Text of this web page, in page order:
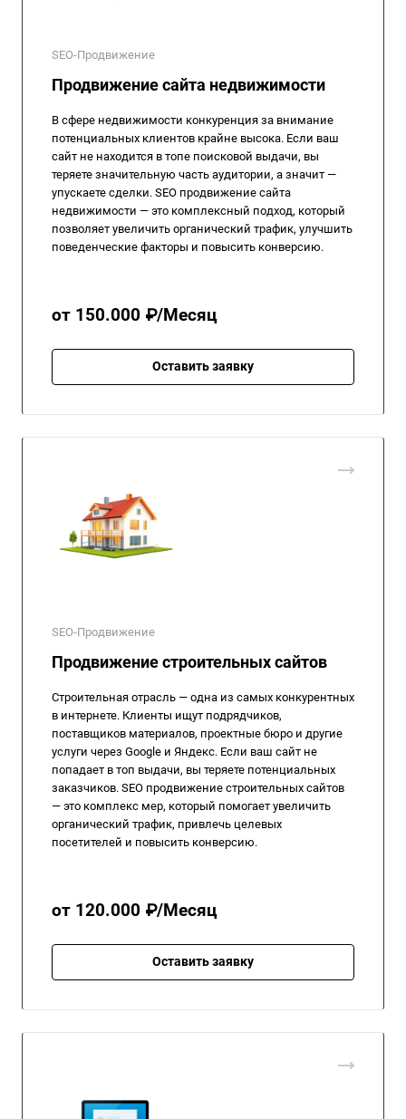
SEO-Продвижение
Продвижение сайта недвижимости
В сфере недвижимости конкуренция за внимание
потенциальных клиентов крайне высока. Если ваш
сайт не находится в топе поисковой выдачи, вы
теряете значительную часть аудитории, а значит —
упускаете сделки. SEO продвижение сайта
недвижимости — это комплексный подход, который
позволяет увеличить органический трафик, улучшить
поведенческие факторы и повысить конверсию.
от 150.000 ₽/Месяц
Оставить заявку
SEO-Продвижение
Продвижение строительных сайтов
Строительная отрасль — одна из самых конкурентных
в интернете. Клиенты ищут подрядчиков,
поставщиков материалов, проектные бюро и другие
услуги через Google и Яндекс. Если ваш сайт не
попадает в топ выдачи, вы теряете потенциальных
заказчиков. SEO продвижение строительных сайтов
— это комплекс мер, который помогает увеличить
органический трафик, привлечь целевых
посетителей и повысить конверсию.
от 120.000 ₽/Месяц
Оставить заявку